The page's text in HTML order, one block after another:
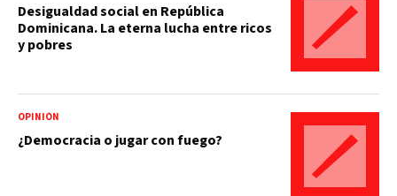
Desigualdad social en República
Dominicana. La eterna lucha entre ricos
y pobres
OPINIÓN
¿Democracia o jugar con fuego?